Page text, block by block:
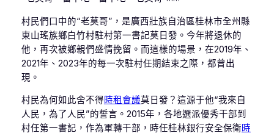
村民們口中的“老莫哥”，是廣西壯族自治區桂林市全州縣
東山瑤族鄉白竹村駐村第一書記莫日發。今年將退休的
他，再次被鄉親們盛情挽留。而這樣的場景，在2019年、
2021年、2023年的每一次駐村任期結束之際，都曾出
現。
村民為何如此舍不得時租會議莫日發？這源于他“我來自
人民，為了人民”的誓言。2015年，各地選派優秀干部到
村任第一書記，作為軍轉干部，時任桂林銀行安全保衛時